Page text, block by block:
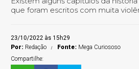
que foram escritos com muita
23/10/2022 às 15h29
Por: Redação Fonte: Mega Curiososo
Compartilhe: